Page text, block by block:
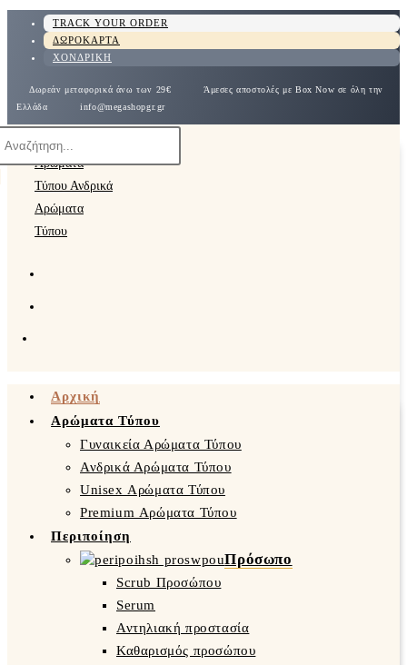
TRACK YOUR ORDER
ΔΩΡΟΚΑΡΤΑ
ΧΟΝΔΡΙΚΗ
Δωρεάν μεταφορικά άνω των 29€
Άμεσες αποστολές με Box Now σε όλη την
Ελλάδα
info@megashopgr.gr
Αρχική
Αρώματα Τύπου
Γυναικεία Αρώματα Τύπου
Ανδρικά Αρώματα Τύπου
Unisex Αρώματα Τύπου
Premium Αρώματα Τύπου
Περιποίηση
Πρόσωπο
Scrub Προσώπου
Serum
Αντηλιακή προστασία
Καθαρισμός προσώπου